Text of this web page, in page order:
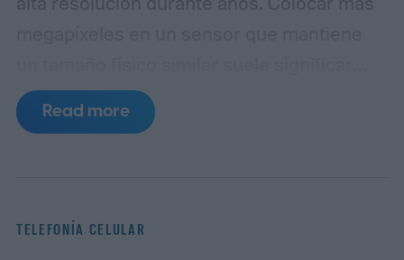
reducir cada píxel, lo que limita la cantidad
de luz que puede capturar. El ISOCELL
una estructura de píxeles rediseñada,
Read more
TELEFONÍA CELULAR